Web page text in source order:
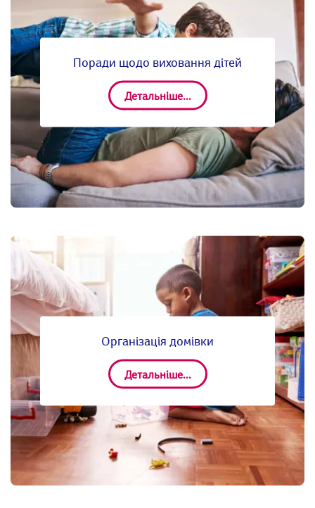
Поради щодо виховання дітей
Детальніше...
Організація домівки
Детальніше...